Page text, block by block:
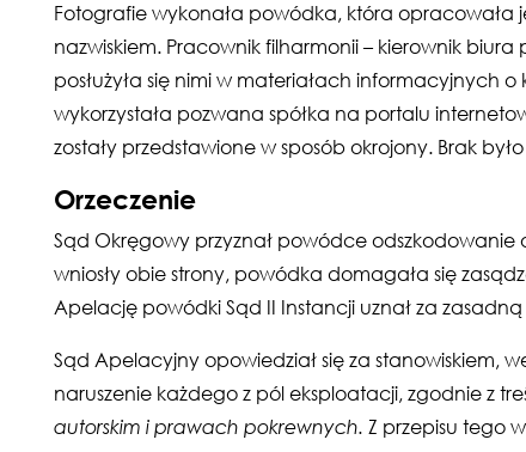
Fotografie wykonała powódka, która opracowała
nazwiskiem. Pracownik filharmonii – kierownik
posłużyła się nimi w materiałach informacyjnych
wykorzystała pozwana spółka na portalu
zostały przedstawione w sposób okrojony. Brak
Orzeczenie
Sąd Okręgowy przyznał powódce
wniosły obie strony, powódka domagała się
Apelację powódki Sąd II Instancji uznał za zasadną
Sąd Apelacyjny opowiedział się za stanowiskiem,
naruszenie każdego z pól eksploatacji, zgodnie z
autorskim i prawach pokrewnych. Z przepisu tego